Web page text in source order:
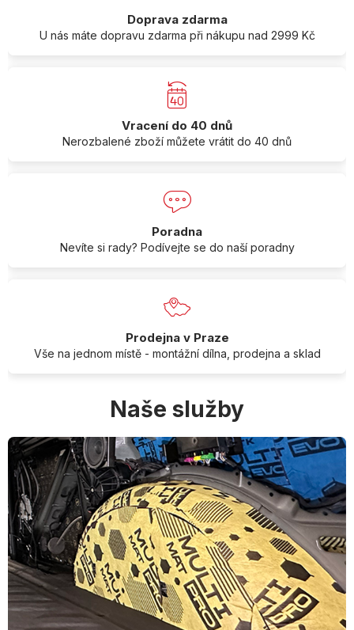
Doprava zdarma
U nás máte dopravu zdarma při nákupu nad 2999 Kč
Vracení do 40 dnů
Nerozbalené zboží můžete vrátit do 40 dnů
Poradna
Nevíte si rady? Podívejte se do naší poradny
Prodejna v Praze
Vše na jednom místě - montážní dílna, prodejna a sklad
Naše služby